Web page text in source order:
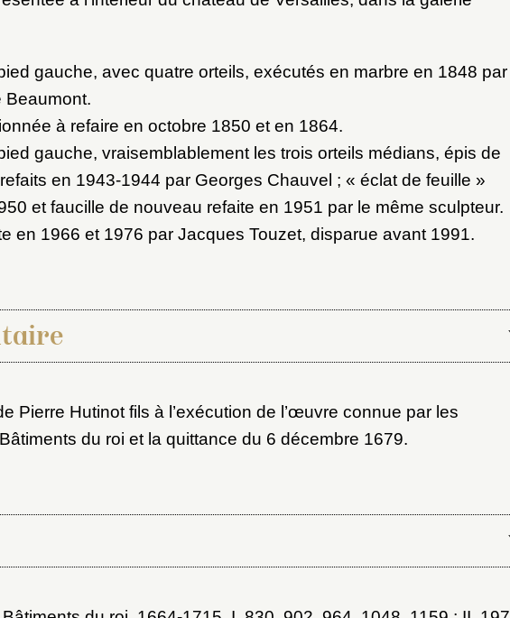
gauche, avec quatre orteils, exécutés en marbre en 1848 par
Beaumont.
à refaire en octobre 1850 et en 1864.
gauche, vraisemblablement les trois orteils médians, épis de
en 1943-1944 par Georges Chauvel ; « éclat de feuille »
et faucille de nouveau refaite en 1951 par le même sculpteur.
en 1966 et 1976 par Jacques Touzet, disparue avant 1991.
Pierre Hutinot fils à l’exécution de l’œuvre connue par les
du roi et la quittance du 6 décembre 1679.